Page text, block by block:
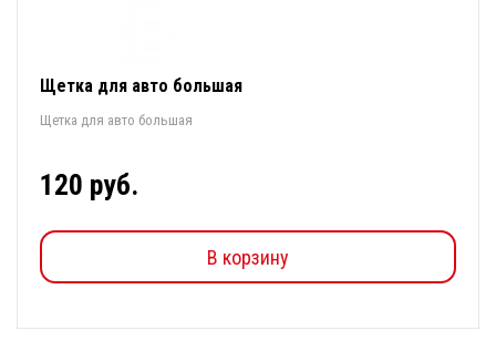
Щетка для авто большая
Щетка для авто большая
120 руб.
В корзину